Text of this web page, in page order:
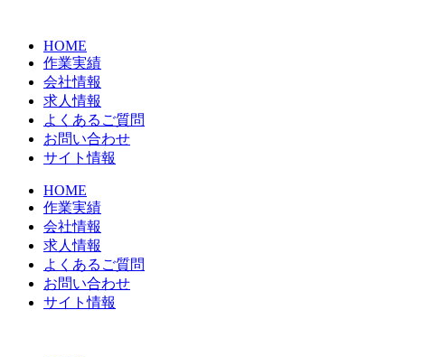
HOME
作業実績
会社情報
求人情報
よくあるご質問
お問い合わせ
サイト情報
HOME
作業実績
会社情報
求人情報
よくあるご質問
お問い合わせ
サイト情報